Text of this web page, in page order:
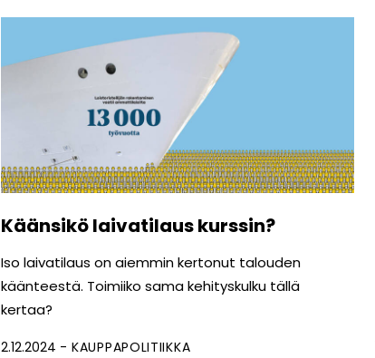
Käänsikö laivatilaus kurssin?
Iso laivatilaus on aiemmin kertonut talouden
käänteestä. Toimiiko sama kehityskulku tällä
kertaa?
2.12.2024 KAUPPAPOLITIIKKA